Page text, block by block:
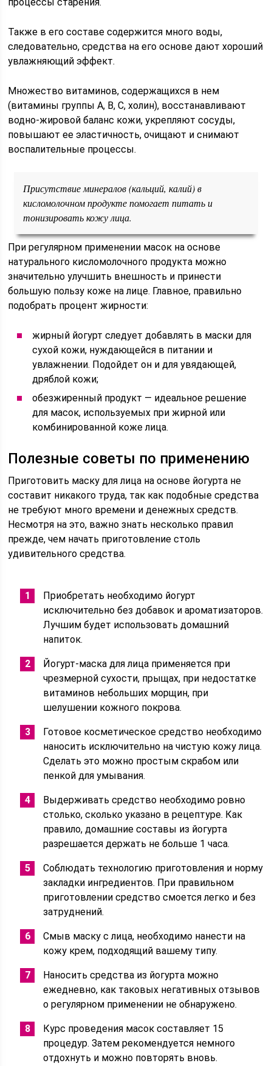
Также в его составе содержится много воды,
следовательно, средства на его основе дают хороший
увлажняющий эффект.
Множество витаминов, содержащихся в нем
(витамины группы А, В, С, холин), восстанавливают
водно-жировой баланс кожи, укрепляют сосуды,
повышают ее эластичность, очищают и снимают
воспалительные процессы.
Присутствие минералов (кальций, калий) в
кисломолочном продукте помогает питать и
тонизировать кожу лица.
При регулярном применении масок на основе
натурального кисломолочного продукта можно
значительно улучшить внешность и принести
большую пользу коже на лице. Главное, правильно
подобрать процент жирности:
жирный йогурт следует добавлять в маски для
сухой кожи, нуждающейся в питании и
увлажнении. Подойдет он и для увядающей,
дряблой кожи;
обезжиренный продукт — идеальное решение
для масок, используемых при жирной или
комбинированной коже лица.
Полезные советы по применению
Приготовить маску для лица на основе йогурта не
составит никакого труда, так как подобные средства
не требуют много времени и денежных средств.
Несмотря на это, важно знать несколько правил
прежде, чем начать приготовление столь
удивительного средства.
Приобретать необходимо йогурт
исключительно без добавок и ароматизаторов.
Лучшим будет использовать домашний
напиток.
Йогурт-маска для лица применяется при
чрезмерной сухости, прыщах, при недостатке
витаминов небольших морщин, при
шелушении кожного покрова.
Готовое косметическое средство необходимо
наносить исключительно на чистую кожу лица.
Сделать это можно простым скрабом или
пенкой для умывания.
Выдерживать средство необходимо ровно
столько, сколько указано в рецептуре. Как
правило, домашние составы из йогурта
разрешается держать не больше 1 часа.
Соблюдать технологию приготовления и норму
закладки ингредиентов. При правильном
приготовлении средство смоется легко и без
затруднений.
Смыв маску с лица, необходимо нанести на
кожу крем, подходящий вашему типу.
Наносить средства из йогурта можно
ежедневно, как таковых негативных отзывов
о регулярном применении не обнаружено.
Курс проведения масок составляет 15
процедур. Затем рекомендуется немного
отдохнуть и можно повторять вновь.